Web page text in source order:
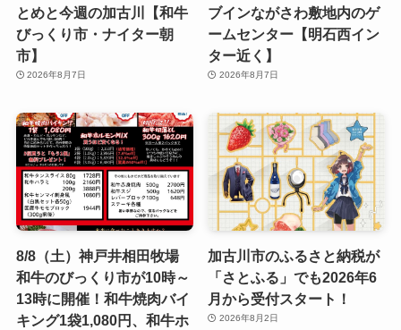
とめと今週の加古川【和牛
びっくり市・ナイター朝
市】
2026年8月7日
ブインながさわ敷地内のゲ
ームセンター【明石西イン
ター近く】
2026年8月7日
8/8（土）神戸井相田牧場
和牛のびっくり市が10時～
13時に開催！和牛焼肉バイ
キング1袋1,080円、和牛ホ
加古川市のふるさと納税が
「さとふる」でも2026年6
月から受付スタート！
2026年8月2日